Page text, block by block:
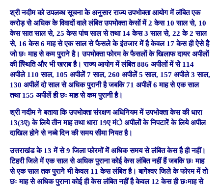
श्री नदीम को उपलब्ध सूूचना केे अनुसार राज्य उपभोक्ता आयोग में लंबित एक
करोेड़ सेे अधिक केे विवादों वाले लंबित उपभोेक्ता केसों में 2 केस 10 साल से, 10
केस सात साल से, 25 केस पांच साल से तथा 14 केस 3 साल से, 22 के 2 साल
से, 16 केस 6 माह से एक साल से फैसलेे के इंतजार मेें है केवल 17 केस ही ऐेसे हैै
जो छः माह से कम पुुराने है। उपभोक्ता फोरम के फैसलों के खिलाफ दायर अपीलों
की स्थििति औैर भी खराब हैै। राज्य आयोग में लंबित 886 अपीलों में सेे 114
अपीले 110 साल, 105 अपीलेें 7 साल, 260 अपीलेें 5 साल, 157 अपीले 3 साल,
130 अपीलें दो साल से अधिक पुरानी है जबकि 71 अपीलें 6 माह से एक साल
तथा 155 अपीलें ही छः माह सेे कम पुुरानी है।
श्री नदीम ने बताया कि उपभोक्ता संरक्षण अधिनियम में उपभोक्ता केस की धारा
13(3ए) के लियेे तीन माह तथा धारा 19ए मंे अपीलोें के निपटारेें के लिये अपील
दाखिल होने से नब्बे दिन की समय सीमा नियत है।
उत्तराखंड के 13 में से 9 जिला फोरमों मेें अधिक समय सेे लंबित केस हैै ही नहीं।
टिहरी जिले में एक साल से अधिक पुराना कोई केस लंबित नहीं हैं जबकि छः माह
सेे एक साल तक पुुरानेे भी केवल 11 केस लंबित है। बागेेश्वर जिलेे के फोरम में तो
छः माह सेे अधिक पुराना कोई ही केेस लंबित नहीं हैै केवल 12 केस ही छःमाह सेे